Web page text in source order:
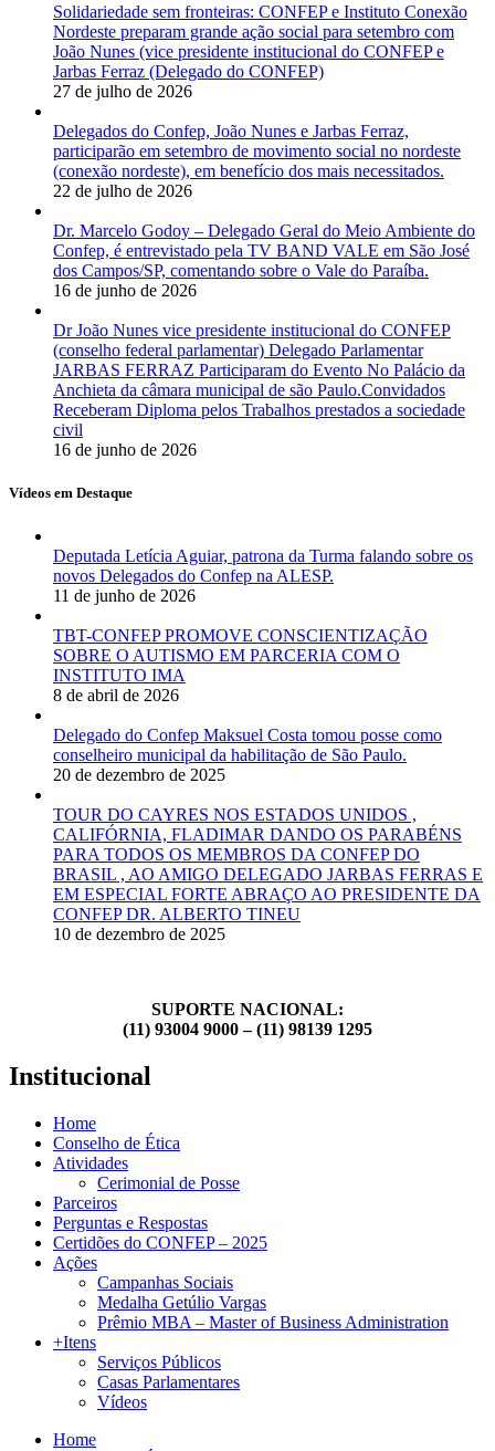
Solidariedade sem fronteiras: CONFEP e Instituto Conexão
Nordeste preparam grande ação social para setembro com
João Nunes (vice presidente institucional do CONFEP e
Jarbas Ferraz (Delegado do CONFEP)
27 de julho de 2026
Delegados do Confep, João Nunes e Jarbas Ferraz,
participarão em setembro de movimento social no nordeste
(conexão nordeste), em benefício dos mais necessitados.
22 de julho de 2026
Dr. Marcelo Godoy – Delegado Geral do Meio Ambiente do
Confep, é entrevistado pela TV BAND VALE em São José
dos Campos/SP, comentando sobre o Vale do Paraíba.
16 de junho de 2026
Dr João Nunes vice presidente institucional do CONFEP
(conselho federal parlamentar) Delegado Parlamentar
JARBAS FERRAZ Participaram do Evento No Palácio da
Anchieta da câmara municipal de são Paulo.Convidados
Receberam Diploma pelos Trabalhos prestados a sociedade
civil
16 de junho de 2026
Vídeos em Destaque
Deputada Letícia Aguiar, patrona da Turma falando sobre os
novos Delegados do Confep na ALESP.
11 de junho de 2026
TBT-CONFEP PROMOVE CONSCIENTIZAÇÃO
SOBRE O AUTISMO EM PARCERIA COM O
INSTITUTO IMA
8 de abril de 2026
Delegado do Confep Maksuel Costa tomou posse como
conselheiro municipal da habilitação de São Paulo.
20 de dezembro de 2025
TOUR DO CAYRES NOS ESTADOS UNIDOS ,
CALIFÓRNIA, FLADIMAR DANDO OS PARABÉNS
PARA TODOS OS MEMBROS DA CONFEP DO
BRASIL , AO AMIGO DELEGADO JARBAS FERRAS E
EM ESPECIAL FORTE ABRAÇO AO PRESIDENTE DA
CONFEP DR. ALBERTO TINEU
10 de dezembro de 2025
SUPORTE NACIONAL:
(11) 93004 9000 – (11) 98139 1295
Institucional
Home
Conselho de Ética
Atividades
Cerimonial de Posse
Parceiros
Perguntas e Respostas
Certidões do CONFEP – 2025
Ações
Campanhas Sociais
Medalha Getúlio Vargas
Prêmio MBA – Master of Business Administration
+Itens
Serviços Públicos
Casas Parlamentares
Vídeos
Home